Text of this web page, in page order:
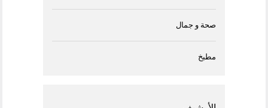
صحة و جمال
مطبخ